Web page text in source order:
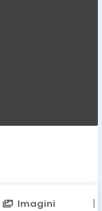
Imagini